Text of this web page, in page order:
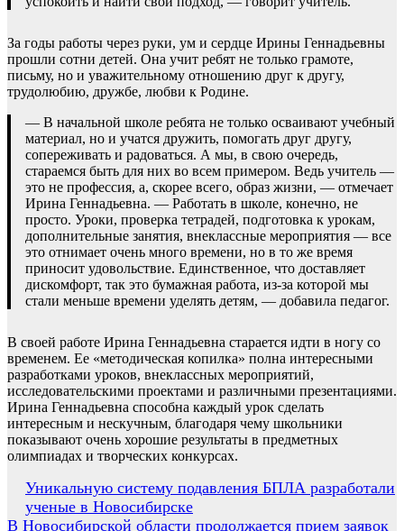
За годы работы через руки, ум и сердце Ирины Геннадьевны
прошли сотни детей. Она учит ребят не только грамоте,
письму, но и уважительному отношению друг к другу,
трудолюбию, дружбе, любви к Родине.
— В начальной школе ребята не только осваивают учебный
материал, но и учатся дружить, помогать друг другу,
сопереживать и радоваться. А мы, в свою очередь,
стараемся быть для них во всем примером. Ведь учитель —
это не профессия, а, скорее всего, образ жизни, — отмечает
Ирина Геннадьевна. — Работать в школе, конечно, не
просто. Уроки, проверка тетрадей, подготовка к урокам,
дополнительные занятия, внеклассные мероприятия — все
это отнимает очень много времени, но в то же время
приносит удовольствие. Единственное, что доставляет
дискомфорт, так это бумажная работа, из-за которой мы
стали меньше времени уделять детям, — добавила педагог.
В своей работе Ирина Геннадьевна старается идти в ногу со
временем. Ее «методическая копилка» полна интересными
разработками уроков, внеклассных мероприятий,
исследовательскими проектами и различными презентациями.
Ирина Геннадьевна способна каждый урок сделать
интересным и нескучным, благодаря чему школьники
показывают очень хорошие результаты в предметных
олимпиадах и творческих конкурсах.
Навигация
по
Уникальную систему подавления БПЛА разработали
ученые в Новосибирске
В Новосибирской области продолжается прием заявок